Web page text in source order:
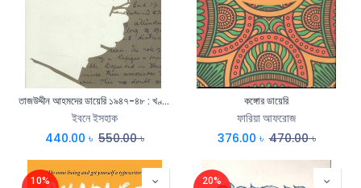
তাজউদ্দীন আহমদের ডায়েরি ১৯৪৭-৪৮ : খণ্ড ২
ইবনে ইসহাক
440.00 ৳ 550.00৳
কঙ্গোর ডায়েরি
ফারিয়া আফরোজ
376.00 ৳ 470.00৳
10%
20%